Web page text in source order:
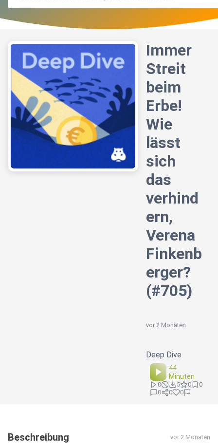
Immer
Streit
beim
Erbe!
Wie
lässt
sich
das
verhind
ern,
Verena
Finkenb
erger?
(#705)
vor 2 Monaten
Deep Dive
44
Minuten
0 5 0
0
0
0 0
Beschreibung vor 2 Monaten